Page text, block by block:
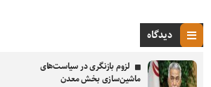
دیدگاه
لزوم بازنگری در سیاست‌های
ماشین‌سازی بخش معدن